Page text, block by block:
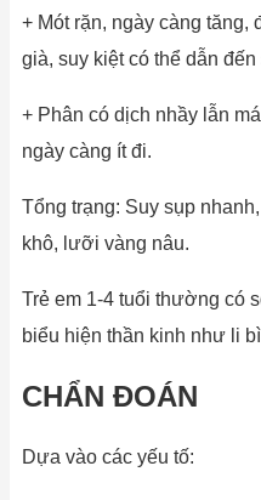
+ Mót rặn, ngày càng
già, suy kiệt có thể dẫn
+ Phân có dịch nhầy lẫn
ngày càng ít đi.
Tổng trạng: Suy sụp
khô, lưỡi vàng nâu.
Trẻ em 1-4 tuổi thường có
biểu hiện thần kinh như li
CHẨN ĐOÁN
Dựa vào các yếu tố: